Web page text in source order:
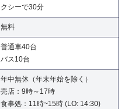
クシーで30分
無料
普通車40台
バス10台
年中無休（年末年始を除く）
売店：9時～17時
食事処：11時~15時 (LO: 14:30)